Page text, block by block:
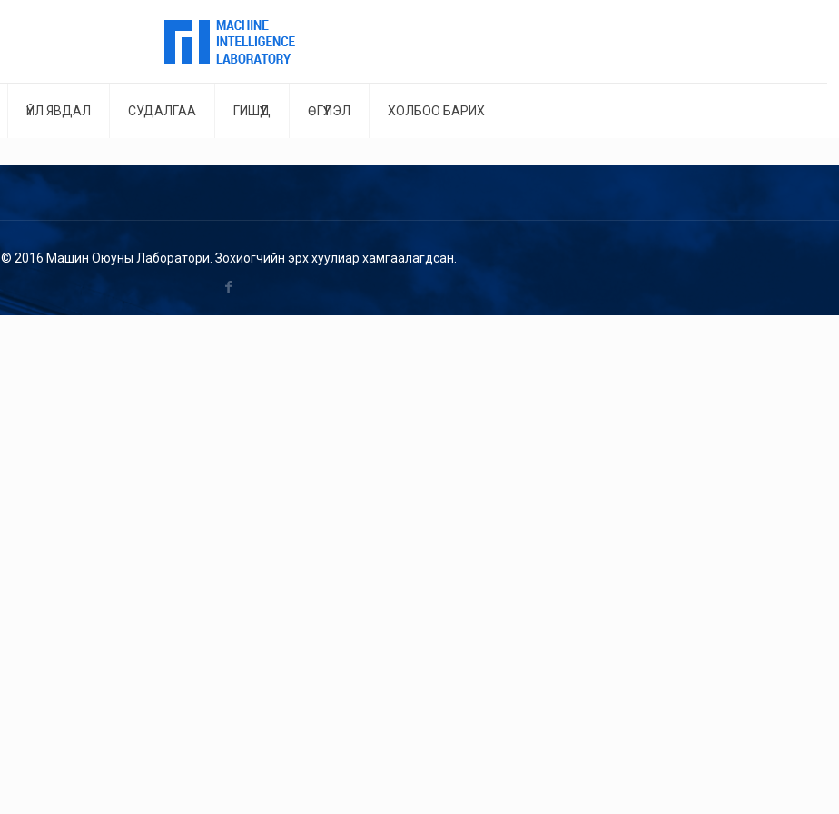
ҮЙЛ ЯВДАЛ СУДАЛГАА ГИШҮҮД ӨГҮҮЛЭЛ ХОЛБОО БАРИХ
© 2016 Машин Оюуны Лаборатори. Зохиогчийн эрх хуулиар хамгаалагдсан.